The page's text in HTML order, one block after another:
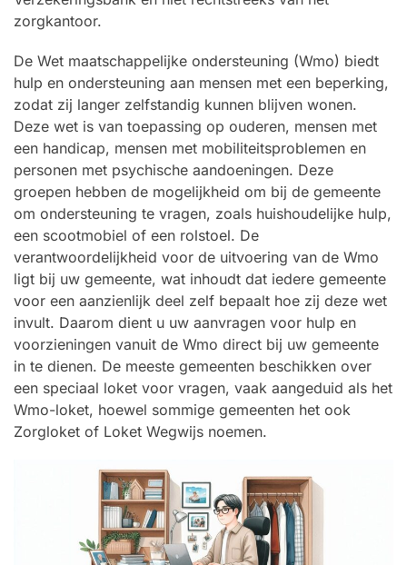
zorgkantoor.
De Wet maatschappelijke ondersteuning (Wmo) biedt
hulp en ondersteuning aan mensen met een beperking,
zodat zij langer zelfstandig kunnen blijven wonen.
Deze wet is van toepassing op ouderen, mensen met
een handicap, mensen met mobiliteitsproblemen en
personen met psychische aandoeningen. Deze
groepen hebben de mogelijkheid om bij de gemeente
om ondersteuning te vragen, zoals huishoudelijke hulp,
een scootmobiel of een rolstoel. De
verantwoordelijkheid voor de uitvoering van de Wmo
ligt bij uw gemeente, wat inhoudt dat iedere gemeente
voor een aanzienlijk deel zelf bepaalt hoe zij deze wet
invult. Daarom dient u uw aanvragen voor hulp en
voorzieningen vanuit de Wmo direct bij uw gemeente
in te dienen. De meeste gemeenten beschikken over
een speciaal loket voor vragen, vaak aangeduid als het
Wmo-loket, hoewel sommige gemeenten het ook
Zorgloket of Loket Wegwijs noemen.